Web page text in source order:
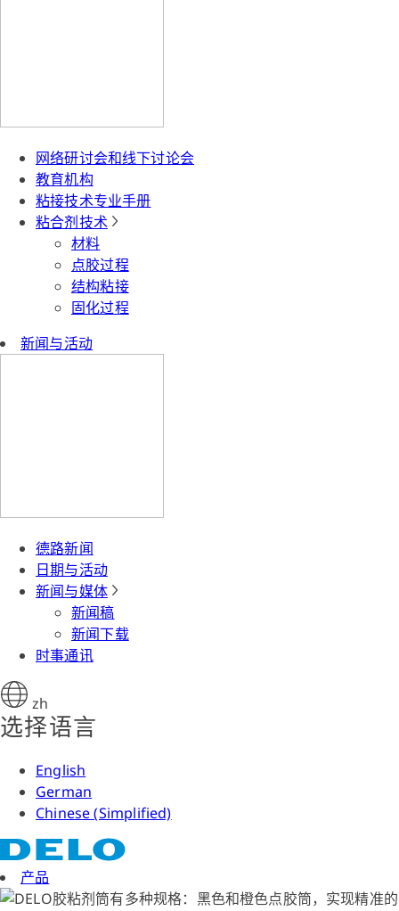
网络研讨会和线下讨论会
教育机构
粘接技术专业手册
粘合剂技术
材料
点胶过程
结构粘接
固化过程
新闻与活动
德路新闻
日期与活动
新闻与媒体
新闻稿
新闻下载
时事通讯
zh
选择语言
English
German
Chinese (Simplified)
产品